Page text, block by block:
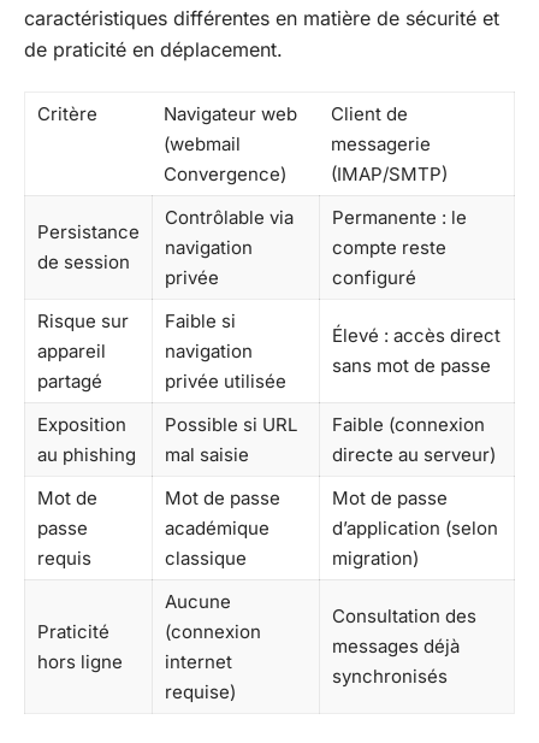
caractéristiques différentes en matière de sécurité et
de praticité en déplacement.
Critère
Navigateur web
(webmail
Convergence)
Client de
messagerie
(IMAP/SMTP)
Persistance
de session
Contrôlable via
navigation
privée
Permanente : le
compte reste
configuré
Risque sur
appareil
partagé
Faible si
navigation
privée utilisée
Élevé : accès direct
sans mot de passe
Exposition
au phishing
Possible si URL
mal saisie
Faible (connexion
directe au serveur)
Mot de
passe
requis
Mot de passe
académique
classique
Mot de passe
d’application (selon
migration)
Praticité
hors ligne
Aucune
(connexion
internet
requise)
Consultation des
messages déjà
synchronisés